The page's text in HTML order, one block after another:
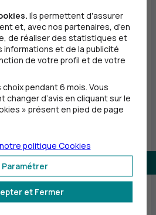
Ils permettent d'assurer
et, avec nos partenaires, d'en
de réaliser des statistiques et
informations et de la publicité
de votre profil et de votre
pendant 6 mois. Vous
changer d’avis en cliquant sur le
» présent en pied de page
et Fermer
Paramétrer
politique Cookies